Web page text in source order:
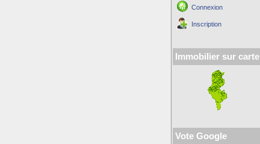
Connexion
Inscription
Immobilier sur carte
Vote Google